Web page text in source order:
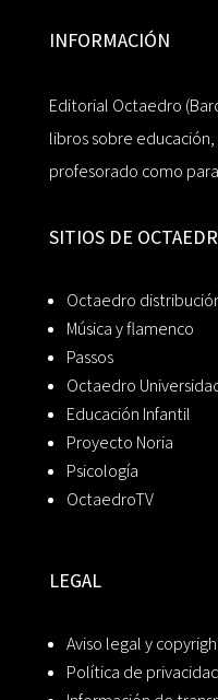
INFORMACIÓN
Editorial Octaedro
libros sobre
profesorado como
SITIOS DE
Octaedro
Música y flamenco
Passos
Octaedro
Educación Infantil
Proyecto Noria
Psicología
OctaedroTV
LEGAL
Aviso legal y
Política de privacidad